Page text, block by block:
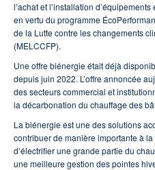
l’achat et l’installation
en vertu du programme
de la Lutte contre les changements
(MELCCFP).
Une offre biénergie était déjà
depuis juin 2022. L’offre annoncée
des secteurs commercial et
la décarbonation du chauffage des
La biénergie est une des solutions
contribuer de manière importante à
d’électrifier une grande partie du
une meilleure gestion des pointes